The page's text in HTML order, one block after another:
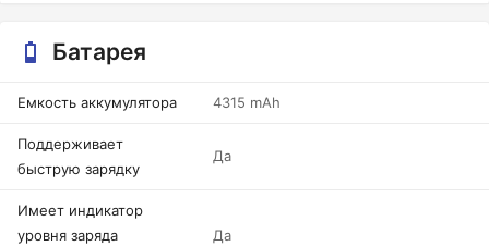
Батарея
Емкость аккумулятора 4315 mAh
Поддерживает
быструю зарядку
Да
Имеет индикатор
уровня заряда
Да